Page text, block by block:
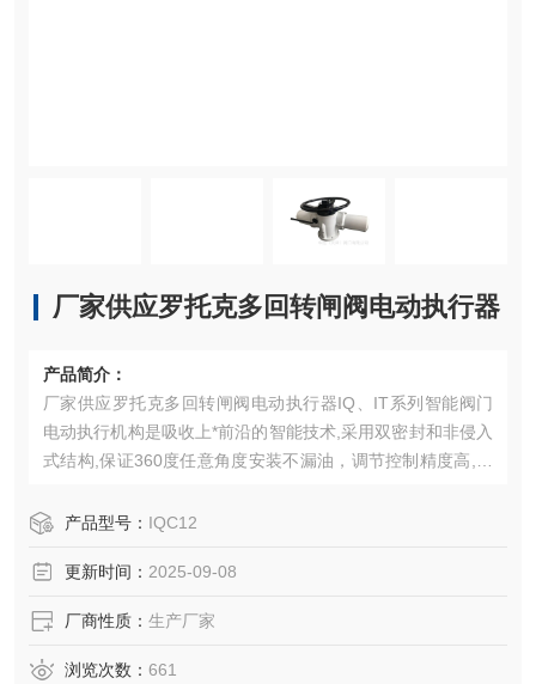
厂家供应罗托克多回转闸阀电动执行器
产品简介：
厂家供应罗托克多回转闸阀电动执行器IQ、IT系列智能阀门
电动执行机构是吸收上*前沿的智能技术,采用双密封和非侵入
式结构,保证360度任意角度安装不漏油，调节控制精度高,国
产品型号： IQC12
更新时间： 2025-09-08
厂商性质： 生产厂家
浏览次数： 661